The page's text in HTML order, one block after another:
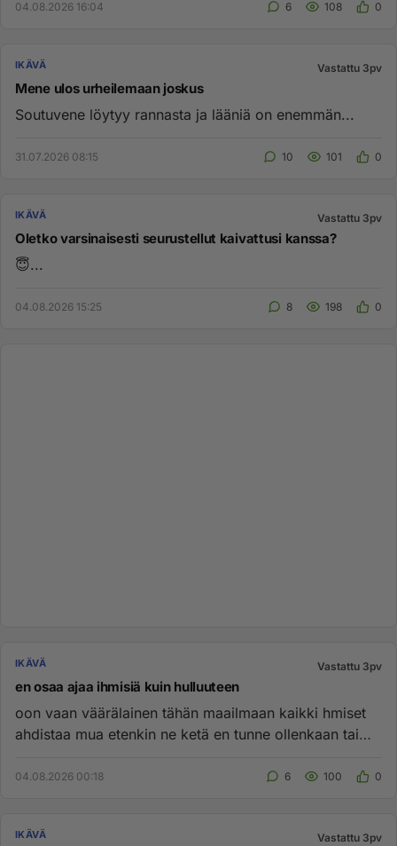
04.08.2026 16:04 6 108 0
IKÄVÄ Vastattu 3pv
Mene ulos urheilemaan joskus
Soutuvene löytyy rannasta ja lääniä on enemmän...
31.07.2026 08:15 10 101 0
IKÄVÄ Vastattu 3pv
Oletko varsinaisesti seurustellut kaivattusi kanssa?
😇...
04.08.2026 15:25 8 198 0
IKÄVÄ Vastattu 3pv
en osaa ajaa ihmisiä kuin hulluuteen
oon vaan väärälainen tähän maailmaan kaikki hmiset
ahdistaa mua etenkin ne ketä en tunne ollenkaan tai
04.08.2026 00:18 6 100 0
IKÄVÄ Vastattu 3pv